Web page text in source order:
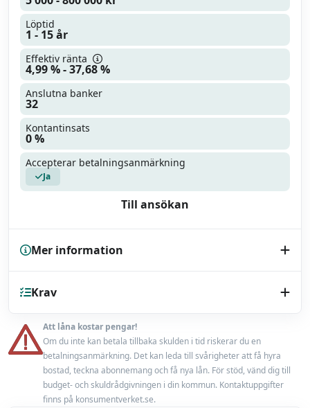
Läs mer Läs omdöme
Till ansökan
Löptid
1 - 15 år
Effektiv ränta
4,99 % - 37,68 %
Anslutna banker
32
Kontantinsats
0 %
Accepterar betalningsanmärkning
Ja
Mer information
Kreditupplysning UC
Endast bilhandlare
Låneförsäkring Nej
Miljörabatt Nej
Krav
Minst 18 år
En fast inkomst från anställning eller pension
Att låna kostar pengar!
Om du inte kan betala tillbaka skulden i tid riskerar du en
betalningsanmärkning. Det kan leda till svårigheter att få hyra
bostad, teckna abonnemang och få nya lån. För stöd, vänd dig till
budget- och skuldrådgivningen i din kommun. Kontaktuppgifter
finns på konsumentverket.se.